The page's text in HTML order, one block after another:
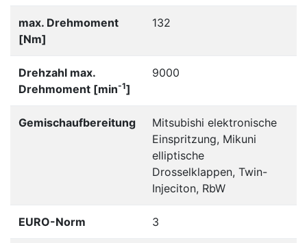
max. Drehmoment
[Nm]
132
Drehzahl max.
Drehmoment [min-1]
9000
Gemischaufbereitung
Mitsubishi elektronische
Einspritzung, Mikuni
elliptische
Drosselklappen, Twin-
Injeciton, RbW
EURO-Norm 3